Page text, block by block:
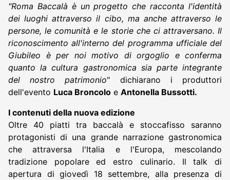
"Roma Baccalà è un progetto che racconta l'identità
dei luoghi attraverso il cibo, ma anche attraverso le
persone, le comunità e le storie che ci attraversano. Il
riconoscimento all'interno del programma ufficiale del
Giubileo è per noi motivo di orgoglio e conferma
quanto la cultura gastronomica sia parte integrante
del nostro patrimonio" dichiarano i produttori
dell'evento Luca Broncolo e Antonella Bussotti.
I contenuti della nuova edizione
Oltre 40 piatti tra baccalà e stoccafisso saranno
protagonisti di una grande narrazione gastronomica
che attraversa l'Italia e l'Europa, mescolando
tradizione popolare ed estro culinario. Il talk di
apertura di giovedì 18 settembre, alla presenza di